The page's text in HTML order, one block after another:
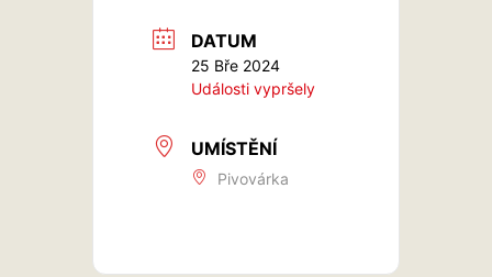
DATUM
25 Bře 2024
Události vypršely
UMÍSTĚNÍ
Pivovárka